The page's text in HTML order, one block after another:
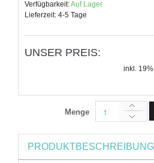
Verfügbarkeit:Auf Lager
Lieferzeit: 4-5 Tage
UNSER PREIS:
inkl.
Menge
PRODUKTBESCHREIBUNG